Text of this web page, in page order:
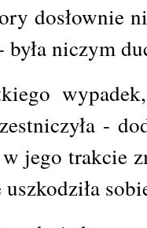
dosłownie
niczym
-
jego trakcie